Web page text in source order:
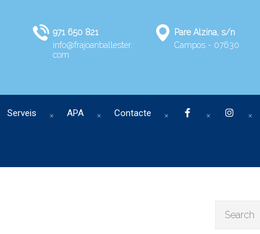
971 650 821
info@frajoanballester.
com
Pare Alzina, s/n
Campos - 07630
Serveis APA Contacte